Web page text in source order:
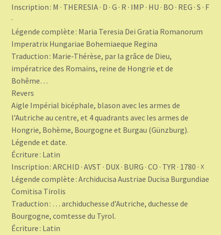
Inscription : M · THERESIA · D · G · R · IMP · HU · BO · REG · S · F
·
Légende complète : Maria Teresia Dei Gratia Romanorum
Imperatrix Hungariae Bohemiaeque Regina
Traduction : Marie-Thérèse, par la grâce de Dieu,
impératrice des Romains, reine de Hongrie et de
Bohême…
Revers
Aigle Impérial bicéphale, blason avec les armes de
l’Autriche au centre, et 4 quadrants avec les armes de
Hongrie, Bohème, Bourgogne et Burgau (Günzburg).
Légende et date.
Écriture : Latin
Inscription : ARCHID · AVST · DUX · BURG · CO · TYR · 1780 · ☓
Légende complète : Archiducisa Austriae Ducisa Burgundiae
Comitisa Tirolis
Traduction : … archiduchesse d’Autriche, duchesse de
Bourgogne, comtesse du Tyrol.
Écriture : Latin